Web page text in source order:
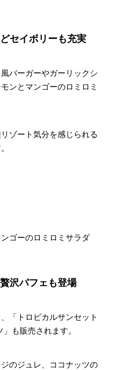
セイボリーも充実
バーガーやガーリックシ
ンとマンゴーのロミロミ
ゾート気分を感じられる
ゴーのロミロミサラダ
沢パフェも登場
「トロピカルサンセット
も販売されます。
のジュレ、ココナッツの